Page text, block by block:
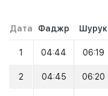
Дата Фаджр Шурук
1 04:44 06:19
2 04:45 06:20